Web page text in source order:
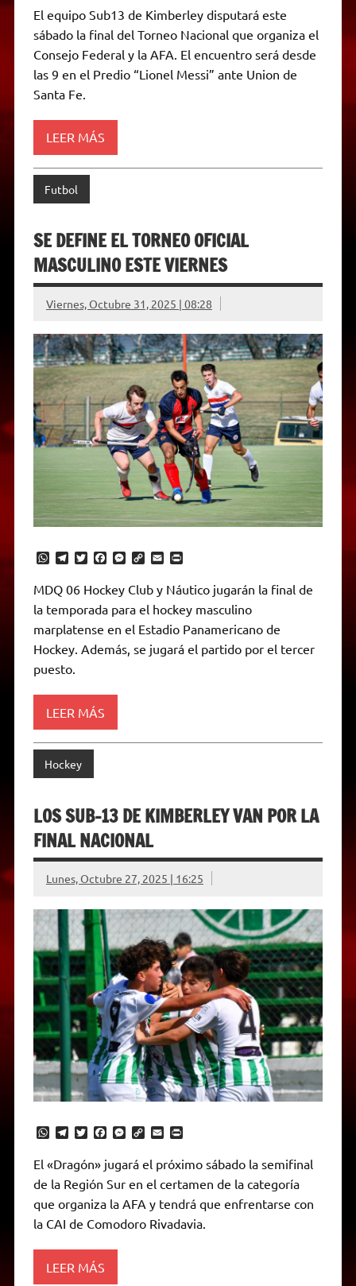
t
s
p
p
l
e
g
r
a
m
i
t
t
e
r
e
b
o
k
s
e
g
e
p
y
L
n
k
a
i
l
n
t
F
r
i
El equipo Sub13 de Kimberley disputará este
sábado la final del Torneo Nacional que organiza el
Consejo Federal y la AFA. El encuentro será desde
las 9 en el Predio “Lionel Messi” ante Union de
Santa Fe.
LEER MÁS
Futbol
SE DEFINE EL TORNEO OFICIAL
MASCULINO ESTE VIERNES
Viernes, Octubre 31, 2025 | 08:28
W
a
t
s
p
p
T
l
e
g
r
a
m
T
i
t
t
r
F
c
e
b
o
o
k
M
s
s
e
g
e
r
C
p
y
L
i
n
k
E
a
l
P
n
t
F
r
i
MDQ 06 Hockey Club y Náutico jugarán la final de
la temporada para el hockey masculino
marplatense en el Estadio Panamericano de
Hockey. Además, se jugará el partido por el tercer
puesto.
LEER MÁS
Hockey
LOS SUB-13 DE KIMBERLEY VAN POR LA
FINAL NACIONAL
Lunes, Octubre 27, 2025 | 16:25
W
a
t
s
p
p
T
e
g
a
m
T
t
t
e
r
F
c
e
b
o
o
k
M
s
e
n
g
e
C
p
y
L
n
k
E
i
l
P
i
n
t
F
r
i
El «Dragón» jugará el próximo sábado la semifinal
de la Región Sur en el certamen de la categoría
que organiza la AFA y tendrá que enfrentarse con
la CAI de Comodoro Rivadavia.
LEER MÁS